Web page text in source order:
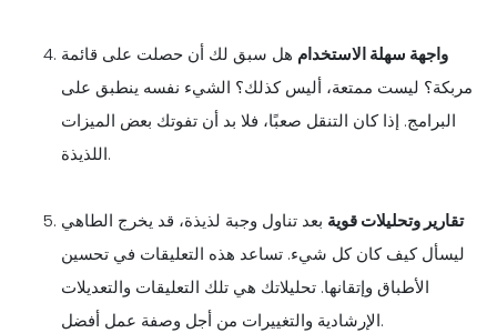
واجهة سهلة الاستخدام هل سبق لك أن حصلت على قائمة
مربكة؟ ليست ممتعة، أليس كذلك؟ الشيء نفسه ينطبق على
البرامج. إذا كان التنقل صعبًا، فلا بد أن تفوتك بعض الميزات
اللذيذة.
تقارير وتحليلات قوية بعد تناول وجبة لذيذة، قد يخرج الطاهي
ليسأل كيف كان كل شيء. تساعد هذه التعليقات في تحسين
الأطباق وإتقانها. تحليلاتك هي تلك التعليقات والتعديلات
الإرشادية والتغييرات من أجل وصفة عمل أفضل.